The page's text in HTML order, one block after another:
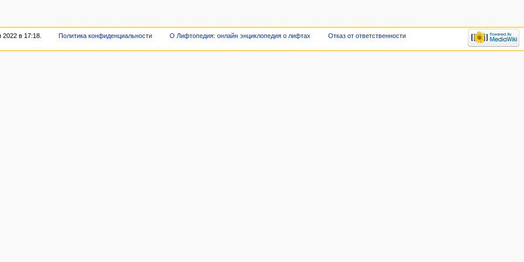
в 17:18. Политика конфиденциальности О Лифтопедия: онлайн энциклопедия о лифтах Отказ от ответственности